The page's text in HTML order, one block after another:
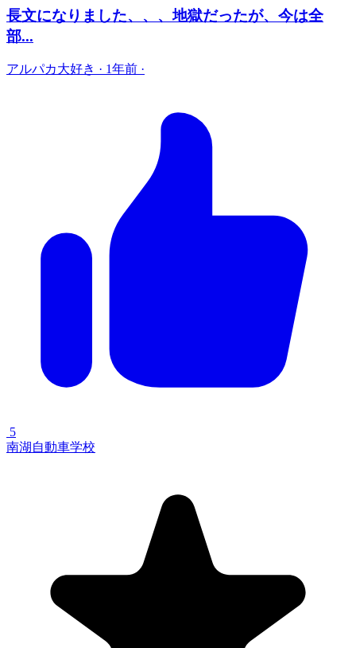
長文になりました、、、地獄だったが、今は全
部...
アルパカ大好き · 1年前 ·
5
南湖自動車学校